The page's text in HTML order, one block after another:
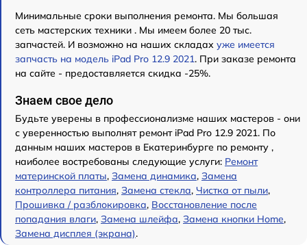
Минимальные сроки выполнения ремонта. Мы большая
сеть мастерских техники . Мы имеем более 20 тыс.
запчастей. И возможно на наших складах уже имеется
запчасть на модель iPad Pro 12.9 2021. При заказе ремонта
на сайте - предоставляется скидка -25%.
Знаем свое дело
Будьте уверены в профессионализме наших мастеров - они
с уверенностью выполнят ремонт iPad Pro 12.9 2021. По
данным наших мастеров в Екатеринбурге по ремонту ,
наиболее востребованы следующие услуги: Ремонт
материнской платы, Замена динамика, Замена
контроллера питания, Замена стекла, Чистка от пыли,
Прошивка / разблокировка, Восстановление после
попадания влаги, Замена шлейфа, Замена кнопки Home,
Замена дисплея (экрана).